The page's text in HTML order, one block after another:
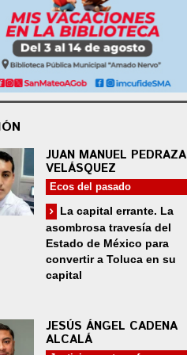
JUAN MANUEL PEDRAZA
VELÁSQUEZ
Ecos del pasado
La capital errante. La
asombrosa travesía del
Estado de México para
convertir a Toluca en su
capital
JESÚS ÁNGEL CADENA
ALCALÁ